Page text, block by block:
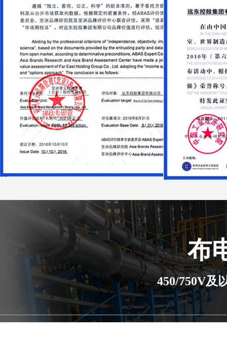
布
450/750V及